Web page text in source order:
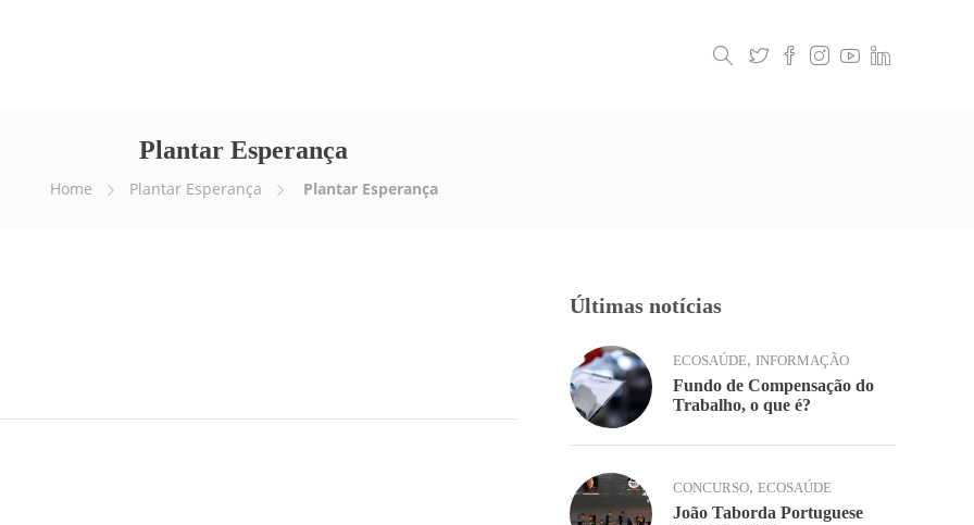
Plantar Esperança
Home Plantar Esperança Plantar Esperança
Últimas notícias
ECOSAÚDE, INFORMAÇÃO
Fundo de Compensação do
Trabalho, o que é?
CONCURSO, ECOSAÚDE
João Taborda Portuguese